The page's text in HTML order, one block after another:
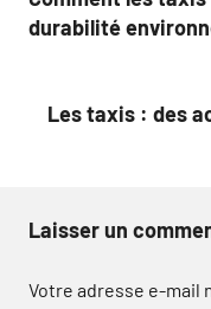
de
durabilité
Les taxis : des
Laisser un
Votre adresse e-mail